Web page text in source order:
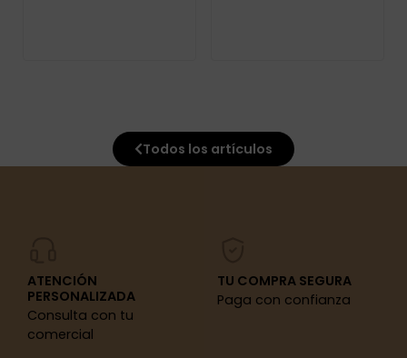
Todos los artículos
ATENCIÓN
PERSONALIZADA
Consulta con tu
comercial
TU COMPRA SEGURA
Paga con confianza